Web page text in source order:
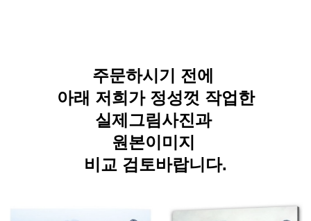
주문하시기 전에
아래 저희가 정성껏 작업한
실제그림사진과
원본이미지
비교 검토바랍니다.